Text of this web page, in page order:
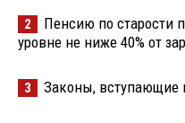
2
Пенсию по старости
уровне не ниже 40% от
3 Законы, вступающие